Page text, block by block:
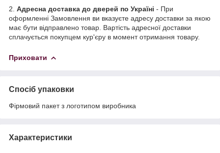
2. Адресна доставка до дверей по Україні - При
оформленні Замовлення ви вказуєте адресу доставки за якою
має бути відправлено товар. Вартість адресної доставки
сплачується покупцем кур'єру в момент отримання товару.
Приховати
Спосіб упаковки
Фірмовий пакет з логотипом виробника
Характеристики